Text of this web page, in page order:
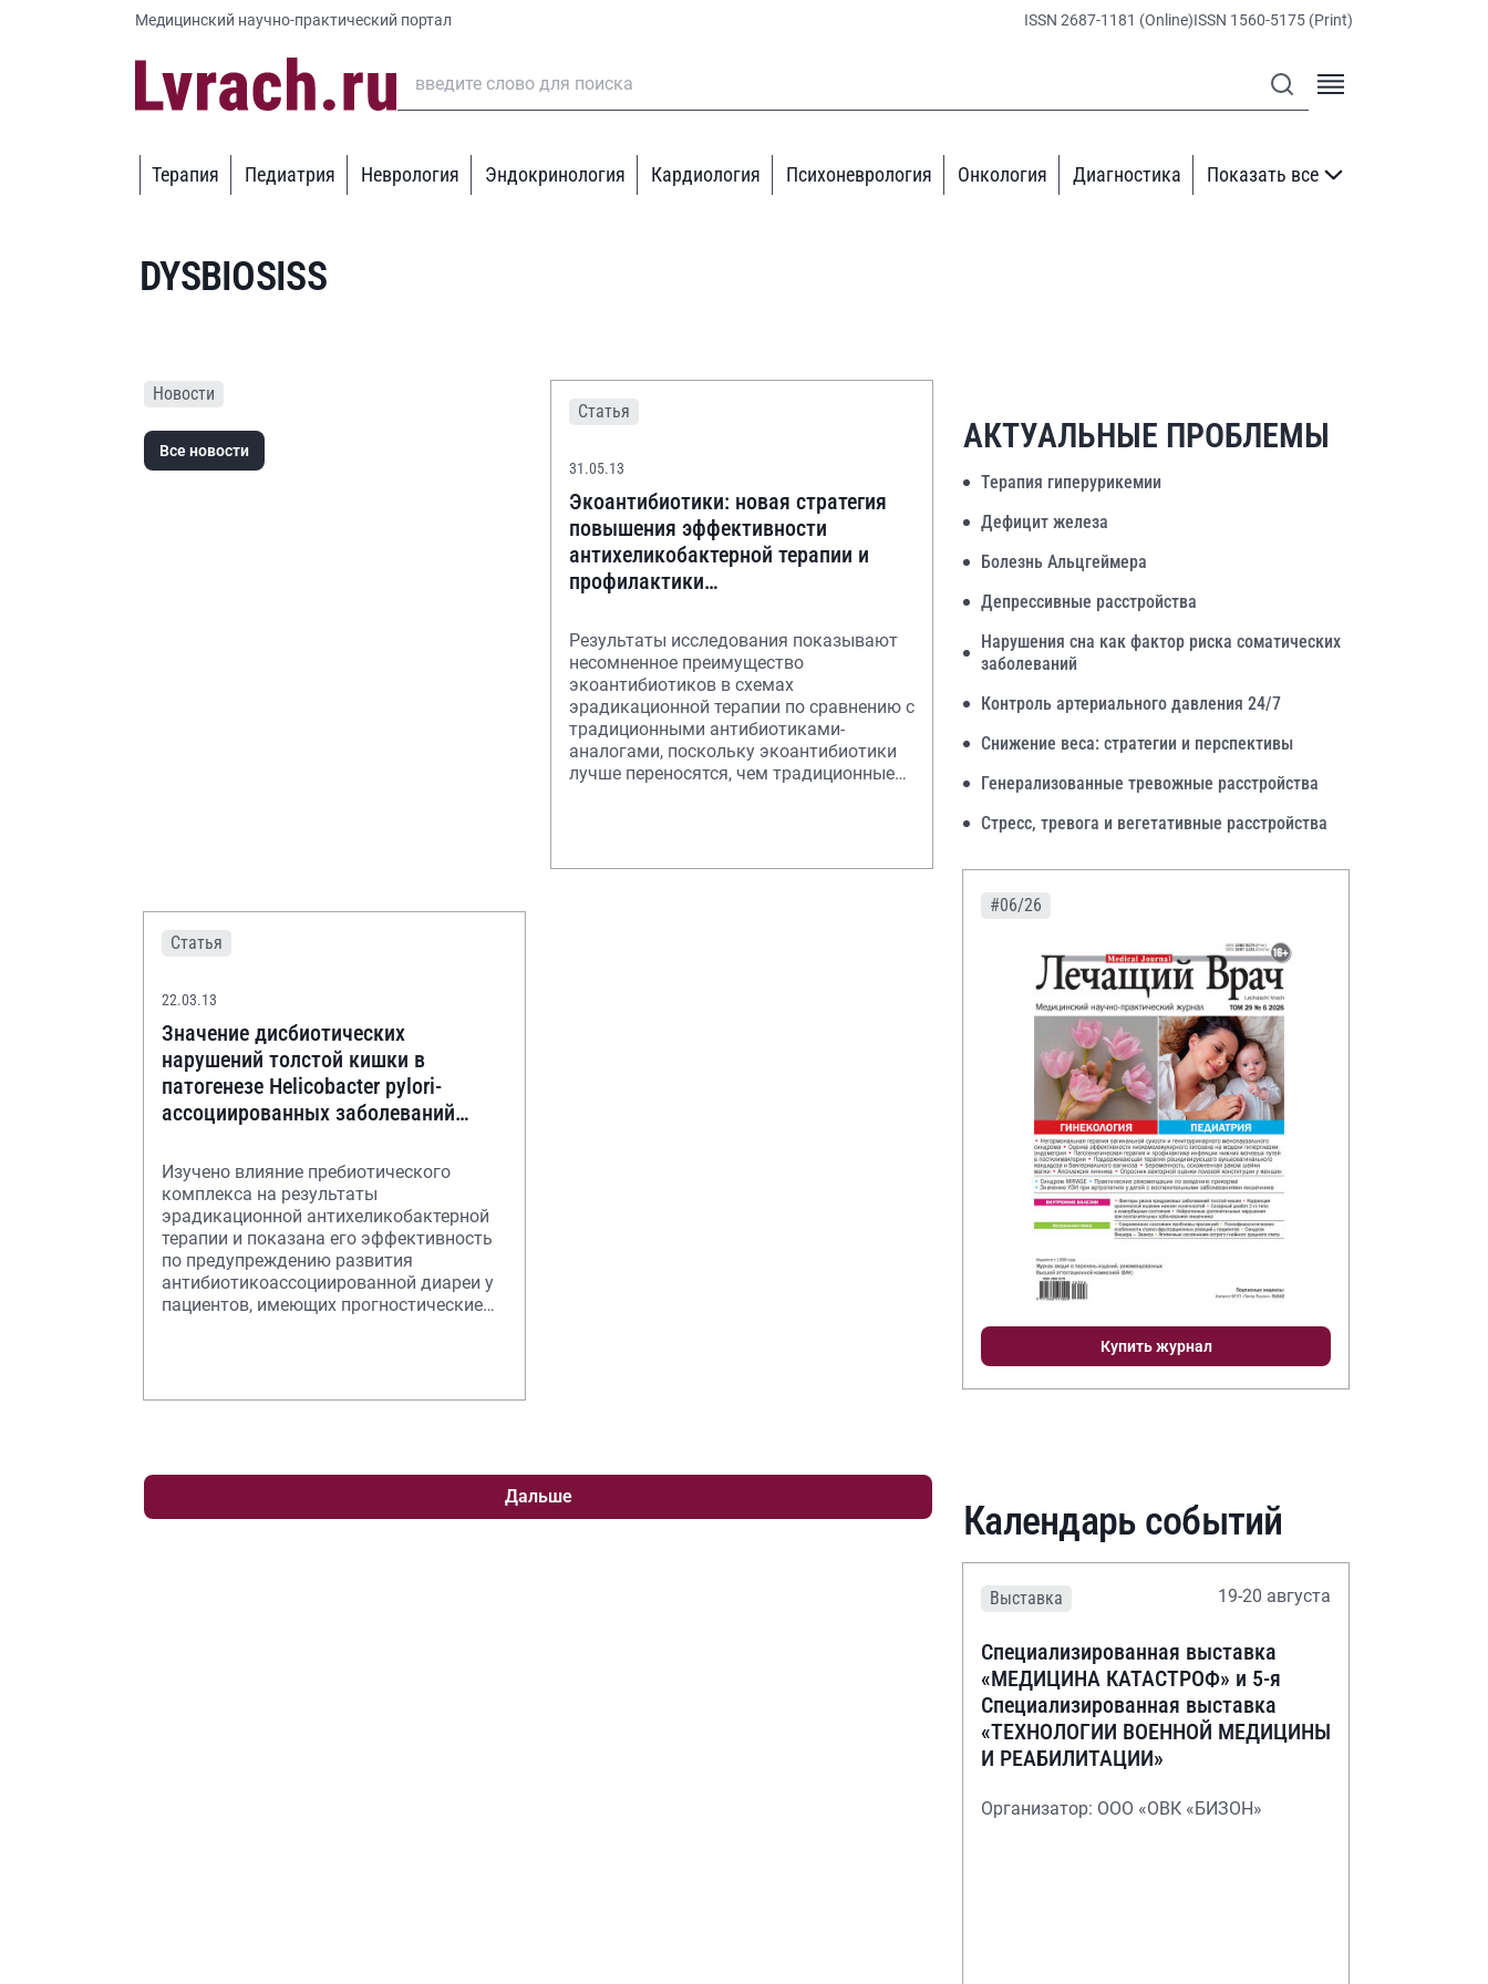
Медицинский научно-практический портал ISSN 2687-1181 (Online)ISSN 1560-5175 (Print)
Терапия Педиатрия Неврология Эндокринология Кардиология Психоневрология Онкология Диагностика Показать все
DYSBIOSISS
Новости
Все новости
Статья
31.05.13
Экоантибиотики: новая стратегия
повышения эффективности
антихеликобактерной терапии и
профилактики
диареи
Результаты исследования показывают
несомненное преимущество
экоантибиотиков в схемах
эрадикационной терапии по сравнению с
традиционными антибиотиками-
аналогами, поскольку экоантибиотики
лучше переносятся, чем традиционные
Статья
22.03.13
Значение дисбиотических
нарушений толстой кишки в
патогенезе Helicobacter pylori-
ассоциированных заболеваний
пребиотико
Изучено влияние пребиотического
комплекса на результаты
эрадикационной антихеликобактерной
терапии и показана его эффективность
по предупреждению развития
антибиотикоассоциированной диареи у
пациентов, имеющих прогностические
Дальше
АКТУАЛЬНЫЕ ПРОБЛЕМЫ
Терапия гиперурикемии
Дефицит железа
Болезнь Альцгеймера
Депрессивные расстройства
Нарушения сна как фактор риска соматических
заболеваний
Контроль артериального давления 24/7
Снижение веса: стратегии и перспективы
Генерализованные тревожные расстройства
Стресс, тревога и вегетативные расстройства
#06/26
Купить журнал
Календарь событий
Выставка 19-20 августа
Специализированная выставка
«МЕДИЦИНА КАТАСТРОФ» и 5-я
Специализированная выставка
«ТЕХНОЛОГИИ ВОЕННОЙ МЕДИЦИНЫ
И РЕАБИЛИТАЦИИ»
Организатор: ООО «ОВК «БИЗОН»